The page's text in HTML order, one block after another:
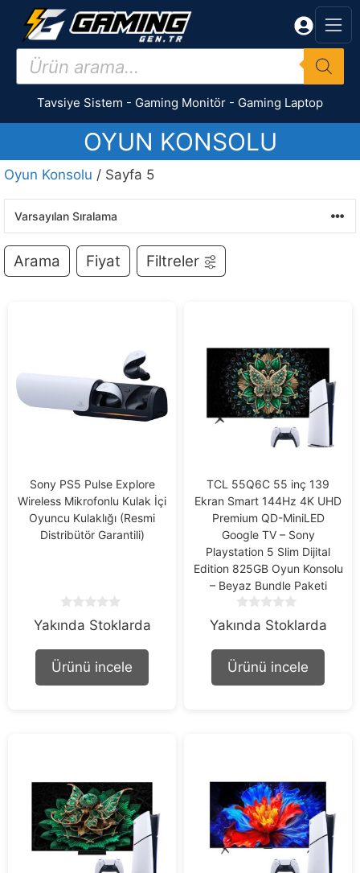
İçeriğe
Products
search
Tavsiye Sistem - Gaming Monitör - Gaming Laptop
OYUN KONSOLU
Oyun Konsolu / Sayfa 5
Arama Fiyat Filtreler
Sony PS5 Pulse Explore
Wireless Mikrofonlu Kulak İçi
Oyuncu Kulaklığı (Resmi
Distribütör Garantili)
o
o
f
Yakında Stoklarda
Ürünü incele
TCL 55Q6C 55 inç 139
Ekran Smart 144Hz 4K UHD
Premium QD-MiniLED
Google TV – Sony
Playstation 5 Slim Dijital
Edition 825GB Oyun Konsolu
– Beyaz Bundle Paketi
o
o
f
Yakında Stoklarda
Ürünü incele